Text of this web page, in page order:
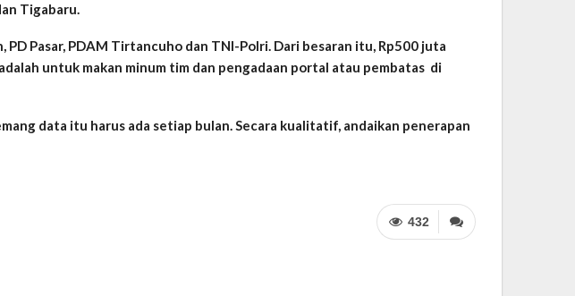
Tigabaru.
Pasar, PDAM Tirtancuho dan TNI-Polri. Dari besaran itu, Rp500 juta
untuk makan minum tim dan pengadaan portal atau pembatas di
data itu harus ada setiap bulan. Secara kualitatif, andaikan penerapan
432